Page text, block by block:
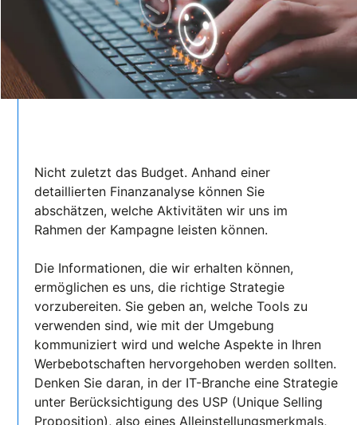
Nicht zuletzt das Budget. Anhand einer
detaillierten Finanzanalyse können Sie
abschätzen, welche Aktivitäten wir uns im
Rahmen der Kampagne leisten können.
Die Informationen, die wir erhalten können,
ermöglichen es uns, die richtige Strategie
vorzubereiten. Sie geben an, welche Tools zu
verwenden sind, wie mit der Umgebung
kommuniziert wird und welche Aspekte in Ihren
Werbebotschaften hervorgehoben werden sollten.
Denken Sie daran, in der IT-Branche eine Strategie
unter Berücksichtigung des USP (Unique Selling
Proposition), also eines Alleinstellungsmerkmals,